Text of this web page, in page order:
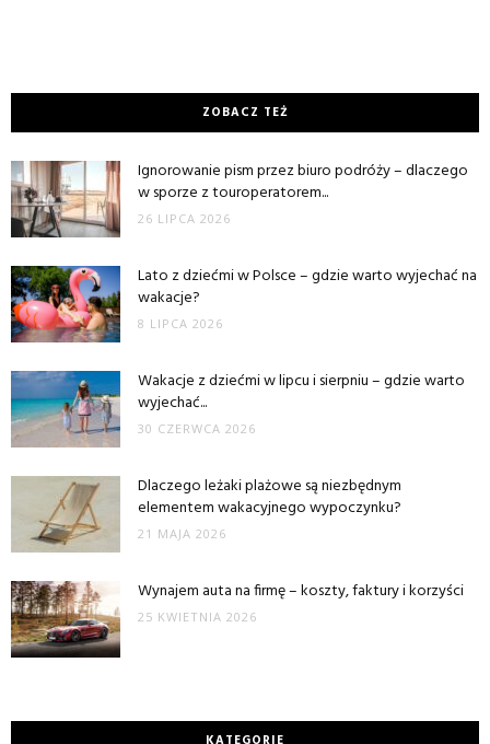
ZOBACZ TEŻ
Ignorowanie pism przez biuro podróży – dlaczego
w sporze z touroperatorem...
26 LIPCA 2026
Lato z dziećmi w Polsce – gdzie warto wyjechać na
wakacje?
8 LIPCA 2026
Wakacje z dziećmi w lipcu i sierpniu – gdzie warto
wyjechać...
30 CZERWCA 2026
Dlaczego leżaki plażowe są niezbędnym
elementem wakacyjnego wypoczynku?
21 MAJA 2026
Wynajem auta na firmę – koszty, faktury i korzyści
25 KWIETNIA 2026